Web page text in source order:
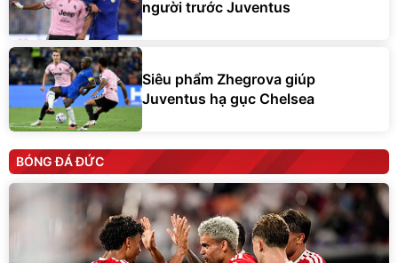
người trước Juventus
Siêu phẩm Zhegrova giúp
Juventus hạ gục Chelsea
BÓNG ĐÁ ĐỨC